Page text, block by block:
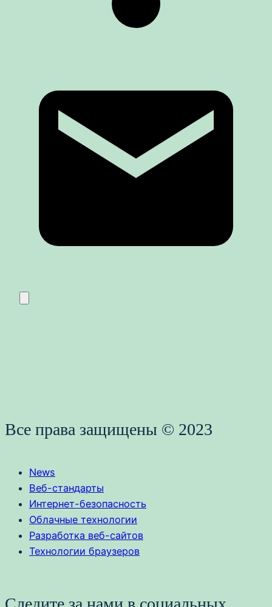
Все права защищены © 2023
News
Веб-стандарты
Интернет-безопасность
Облачные технологии
Разработка веб-сайтов
Технологии браузеров